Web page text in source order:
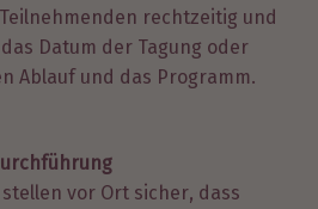
rechtzeitig und
Datum der Tagung oder
Ablauf und das Programm.
vor Ort sicher, dass